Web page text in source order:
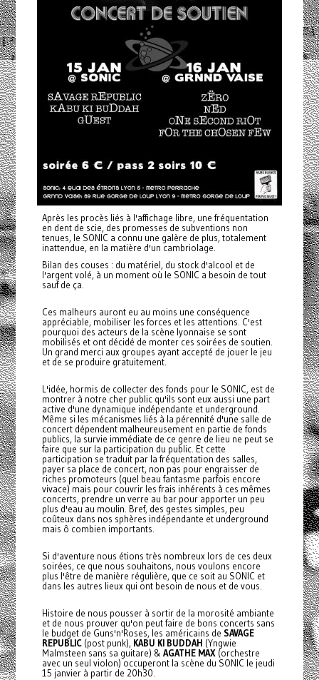
Après les procès liés à l'affichage libre, une fréquentation
en dent de scie, des promesses de subventions non
tenues, le SONIC a connu une galère de plus, totalement
inattendue, en la matière d'un cambriolage.
Bilan des couses : du matériel, du stock d'alcool et de
l'argent volé, à un moment où le SONIC a besoin de tout
sauf de ça.
Ces malheurs auront eu au moins une conséquence
appréciable, mobiliser les forces et les attentions. C'est
pourquoi des acteurs de la scène lyonnaise se sont
mobilisés et ont décidé de monter ces soirées de soutien.
Un grand merci aux groupes ayant accepté de jouer le jeu
et de se produire gratuitement.
L'idée, hormis de collecter des fonds pour le SONIC, est de
montrer à notre cher public qu'ils sont eux aussi une part
active d'une dynamique indépendante et underground.
Même si les mécanismes liés à la pérennité d'une salle de
concert dépendent malheureusement en partie de fonds
publics, la survie immédiate de ce genre de lieu ne peut se
faire que sur la participation du public. Et cette
participation se traduit par la fréquentation des salles,
payer sa place de concert, non pas pour engraisser de
riches promoteurs (quel beau fantasme parfois encore
vivace) mais pour couvrir les frais inhérents à ces mêmes
concerts, prendre un verre au bar pour apporter un peu
plus d'eau au moulin. Bref, des gestes simples, peu
coûteux dans nos sphères indépendante et underground
mais ô combien importants.
Si d'aventure nous étions très nombreux lors de ces deux
soirées, ce que nous souhaitons, nous voulons encore
plus l'être de manière régulière, que ce soit au SONIC et
dans les autres lieux qui ont besoin de nous et de vous.
Histoire de nous pousser à sortir de la morosité ambiante
et de nous prouver qu'on peut faire de bons concerts sans
le budget de Guns'n'Roses, les américains de SAVAGE
REPUBLIC(post punk), KABU KI BUDDAH (Yngwie
Malmsteen sans sa guitare) & AGATHE MAX (orchestre
avec un seul violon) occuperont la scène du SONIC le jeudi
15 janvier à partir de 20h30.